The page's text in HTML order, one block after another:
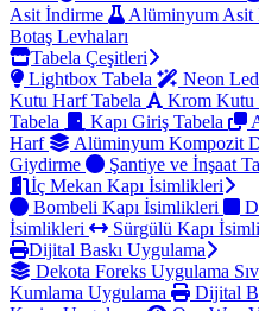
Asit İndirme
Alüminyum Asit
Botaş Levhaları
Tabela Çeşitleri
Lightbox Tabela
Neon
Kutu Harf Tabela
Krom Kutu
Tabela
Kapı Giriş Tabela
Harf
Alüminyum Kompozit
Giydirme
Şantiye ve İnşaat
İç Mekan Kapı İsimlikleri
Bombeli Kapı İsimlikleri
İsimlikleri
Sürgülü Kapı
Dijital Baskı Uygulama
Dekota Foreks Uygulama
Kumlama Uygulama
Dijital